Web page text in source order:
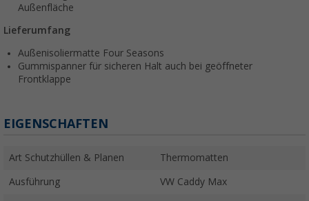
Außenfläche
Lieferumfang
Außenisoliermatte Four Seasons
Gummispanner für sicheren Halt auch bei geöffneter
Frontklappe
EIGENSCHAFTEN
Art Schutzhüllen & Planen Thermomatten
Ausführung VW Caddy Max